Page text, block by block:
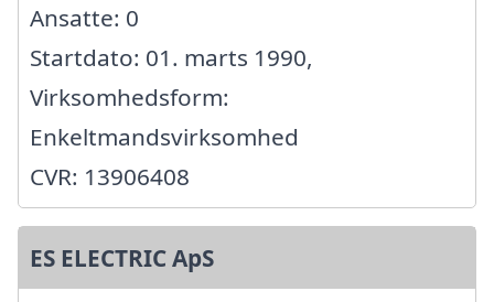
Ansatte: 0
Startdato: 01. marts 1990,
Virksomhedsform:
Enkeltmandsvirksomhed
CVR: 13906408
ES ELECTRIC ApS